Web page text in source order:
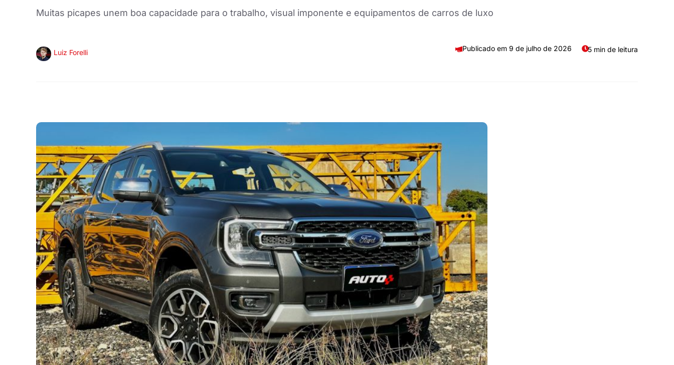
Muitas picapes unem boa capacidade para o trabalho, visual imponente e equipamentos de carros de luxo
Luiz Forelli 9 de julho de 2026 5 min de leitura